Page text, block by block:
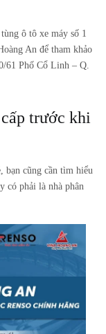
ô tô xe máy số 1
An để tham khảo
61 Phố Cổ Linh – Q.
trước khi
bạn cũng cần tìm hiểu
có phải là nhà phân